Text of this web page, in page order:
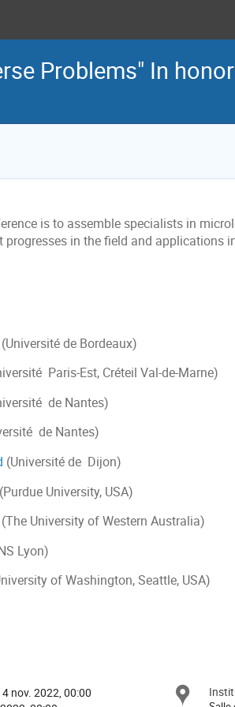
Problems" In
is to assemble specialists in
progresses in the field and applications
(Université de Bordeaux)
Paris-Est, Créteil Val-de-Marne)
de Nantes)
de Nantes)
(Université de Dijon)
(Purdue University, USA)
(The University of Western Australia)
Lyon)
of Washington, Seattle, USA)
nov. 2022, 00:00
Site